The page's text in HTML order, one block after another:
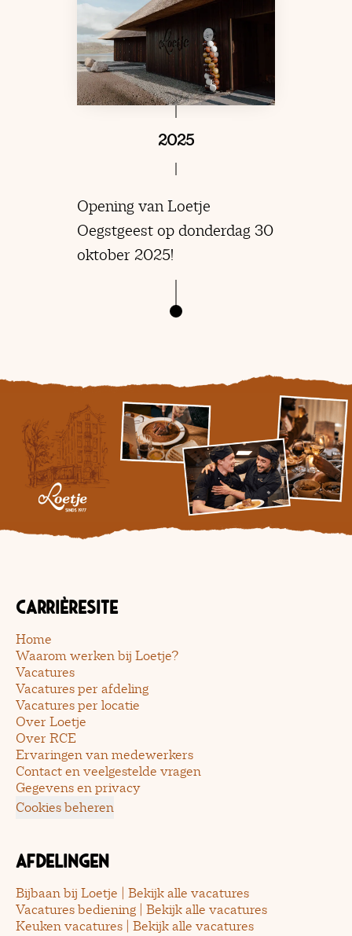
2025
Opening van Loetje
Oegstgeest op donderdag 30
oktober 2025!
Carrièresite
Home
Waarom werken bij Loetje?
Vacatures
Vacatures per afdeling
Vacatures per locatie
Over Loetje
Over RCE
Ervaringen van medewerkers
Contact en veelgestelde vragen
Gegevens en privacy
Cookies beheren
Afdelingen
Bijbaan bij Loetje | Bekijk alle vacatures
Vacatures bediening | Bekijk alle vacatures
Keuken vacatures | Bekijk alle vacatures